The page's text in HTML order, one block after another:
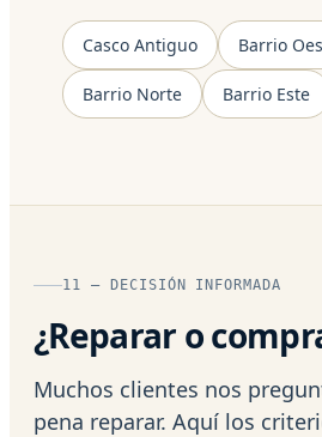
Casco Antiguo Barrio
Barrio Norte Barrio Este
11 — DECISIÓN INFORMADA
¿Reparar o
Muchos clientes nos
pena reparar. Aquí los